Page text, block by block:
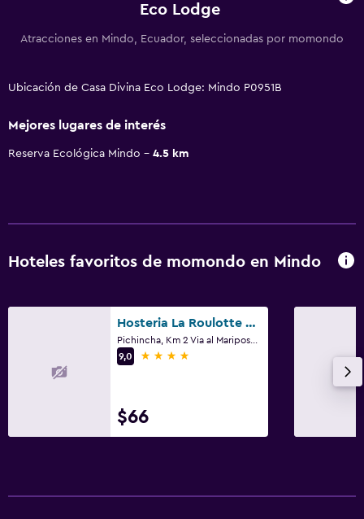
Eco Lodge
Atracciones en Mindo, Ecuador, seleccionadas por momondo
Ubicación de Casa Divina Eco Lodge: Mindo P0951B
Mejores lugares de interés
Reserva Ecológica Mindo 4.5 km
Hoteles favoritos de momondo en Mindo
Hosteria La Roulotte - Mindo
9,0
4 estrellas
$66